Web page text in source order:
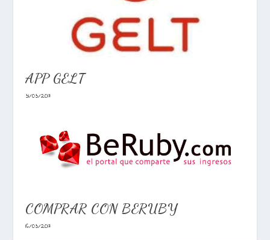
APP GELT
31/03/2017
COMPRAR CON BERUBY
16/03/2017